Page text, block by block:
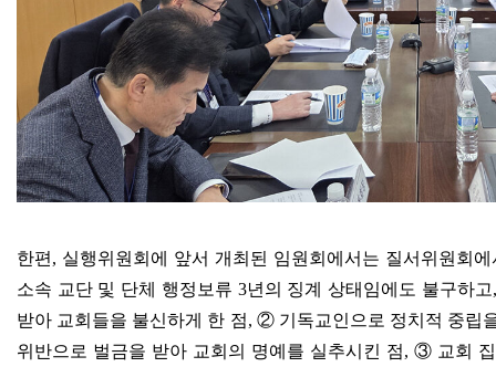
한편 , 실행위원회에 앞서 개최된 임원회에서는 질서위원회
소속 교단 및 단체 행정보류 3년의 징계 상태임에도 불구하고
받아 교회들을 불신하게 한 점, ② 기독교인으로 정치적 중립
위반으로 벌금을 받아 교회의 명예를 실추시킨 점, ③ 교회